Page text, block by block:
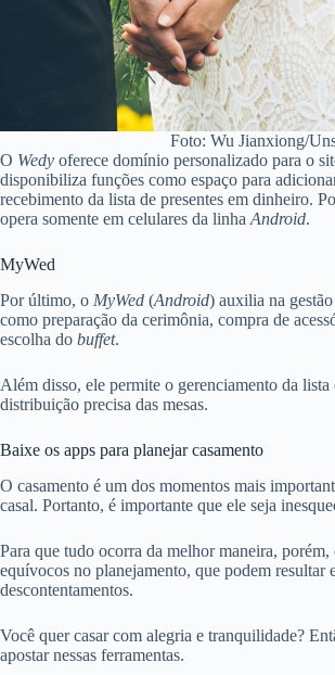
Foto: Wu Jianxiong/
O Wedy oferece domínio personalizado para o
disponibiliza funções como espaço para
recebimento da lista de presentes em dinheiro.
opera somente em celulares da linha Android.
MyWed
Por último, o MyWed (Android) auxilia na
como preparação da cerimônia, compra de
escolha do buffet.
Além disso, ele permite o gerenciamento da lista
distribuição precisa das mesas.
Baixe os apps para planejar casamento
O casamento é um dos momentos mais
casal. Portanto, é importante que ele seja
Para que tudo ocorra da melhor maneira, porém,
equívocos no planejamento, que podem resultar
descontentamentos.
Você quer casar com alegria e tranquilidade?
apostar nessas ferramentas.